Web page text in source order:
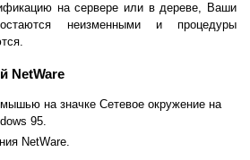
на сервере или в дереве, Ваши
неизменными и процедуры
NetWare
на значке Сетевое окружение на
95.
NetWare.